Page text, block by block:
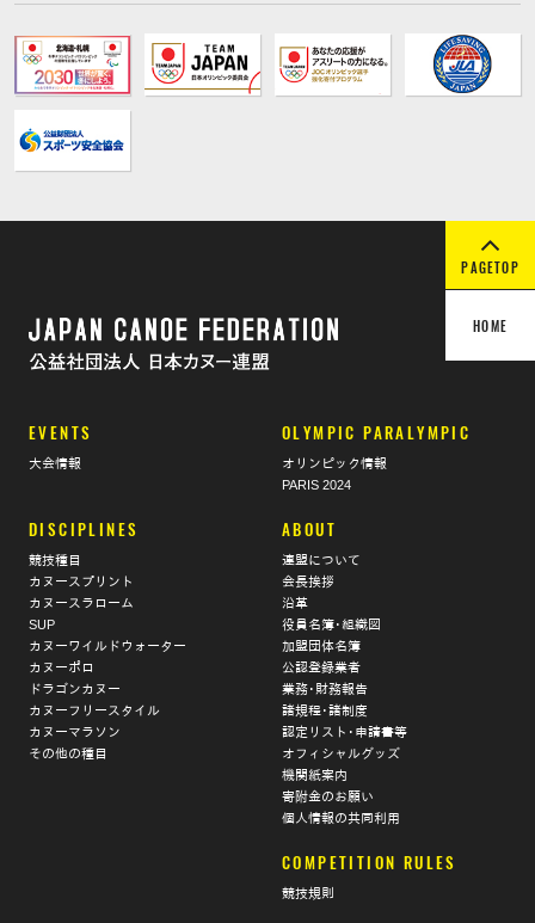
PAGETOP
HOME
EVENTS OLYMPIC PARALYMPIC
大会情報
オリンピック情報
PARIS 2024
DISCIPLINES ABOUT
競技種目
連盟について
カヌースプリント
会長挨拶
カヌースラローム
沿革
SUP
役員名簿･組織図
カヌーワイルドウォーター
加盟団体名簿
カヌーポロ
公認登録業者
ドラゴンカヌー
業務･財務報告
カヌーフリースタイル
諸規程･諸制度
カヌーマラソン
認定リスト･申請書等
その他の種目
オフィシャルグッズ
機関紙案内
寄附金のお願い
個人情報の共同利用
COMPETITION RULES
競技規則